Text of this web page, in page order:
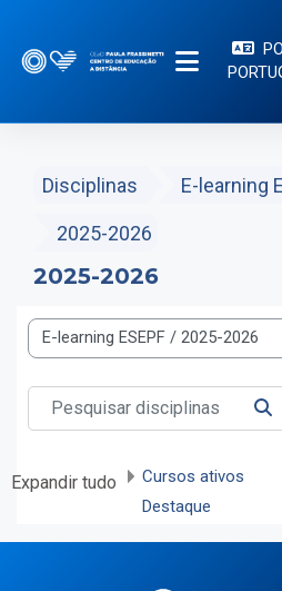
PAINEL
Disciplinas E-learning
2025-2026
2025-2026
Categorias de disciplinas
Pesquisar disciplinas
Expandir tudo
Cursos ativos
Destaque